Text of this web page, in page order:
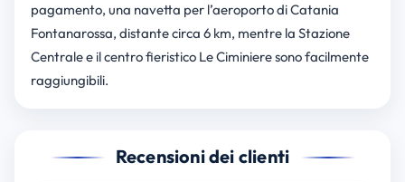
pagamento, una navetta per l’aeroporto di Catania
Fontanarossa, distante circa 6 km, mentre la Stazione
Centrale e il centro fieristico Le Ciminiere sono facilmente
raggiungibili.
Recensioni dei clienti